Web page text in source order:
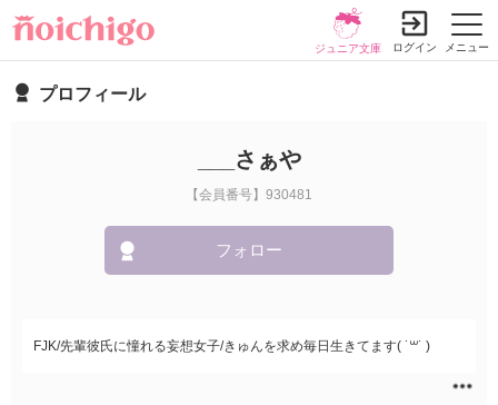
メニュー
ジュニア文庫 ログイン
プロフィール
___さぁや
【会員番号】930481
フォロー
FJK/先輩彼氏に憧れる妄想女子/きゅんを求め毎日生きてます( ˙꒳​˙ )